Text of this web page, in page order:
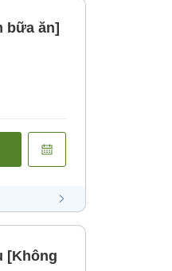
bữa ăn]
[Không